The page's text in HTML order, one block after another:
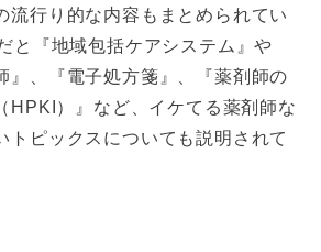
流行り的な内容もまとめられてい
と『地域包括ケアシステム』や
』、『電子処方箋』、『薬剤師の
HPKI）』など、イケてる薬剤師な
トピックスについても説明されて